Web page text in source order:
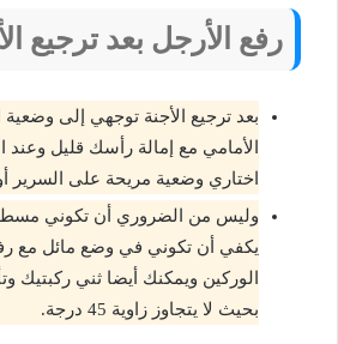
رفع الأرجل بعد ترجيع
بعد ترجيع الأجنة توجهي إلى
الأمامي مع إمالة رأسك قليل
اختاري وضعية مريحة على السرير
وليس من الضروري أن تكوني
يكفي أن تكوني في وضع مائل مع
الوركين ويمكنك أيضا ثني ركبتيك
بحيث لا يتجاوز زاوية 45 درجة.